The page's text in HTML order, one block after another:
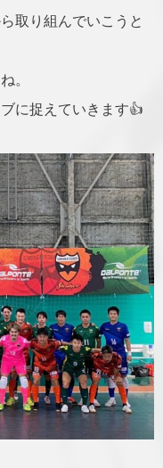
取り組んでいこうと
。
に捉えていきます👍